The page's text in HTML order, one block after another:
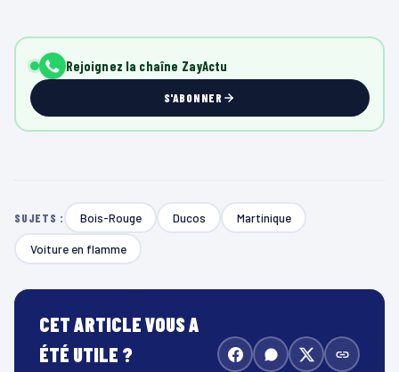
Rejoignez la chaîne ZayActu
S'ABONNER
SUJETS : Bois-Rouge Ducos Martinique
Voiture en flamme
CET ARTICLE VOUS A
ÉTÉ UTILE ?